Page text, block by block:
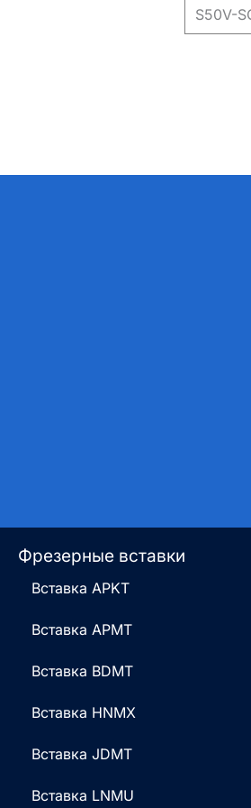
S50V-
Фрезерные вставки
Вставка APKT
Вставка APMT
Вставка BDMT
Вставка HNMX
Вставка JDMT
Вставка LNMU